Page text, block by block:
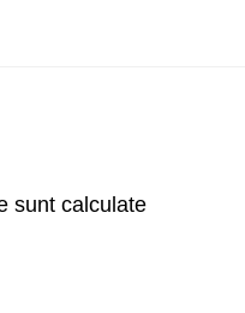
sunt calculate